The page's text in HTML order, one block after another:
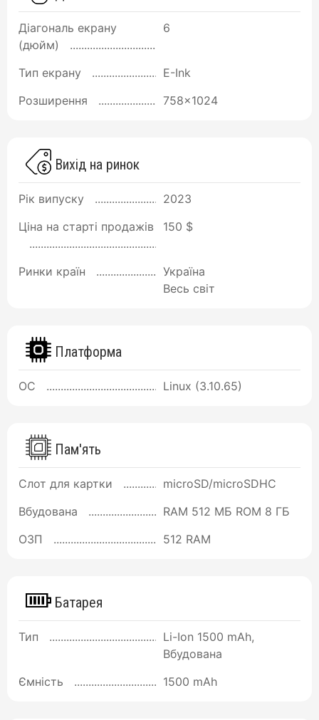
Діагональ екрану
(дюйм)
6
Тип екрану
E-Ink
Розширення
758x1024
Вихід на ринок
Рік випуску
2023
Ціна на старті продажів
150 $
Ринки країн
Україна
Весь світ
Платформа
ОС Linux (3.10.65)
Пам'ять
Слот для картки
microSD/microSDHC
Вбудована
RAM 512 МБ ROM 8 ГБ
ОЗП
512 RAM
Батарея
Тип
Li-Ion 1500 mAh,
Вбудована
Ємність
1500 mAh